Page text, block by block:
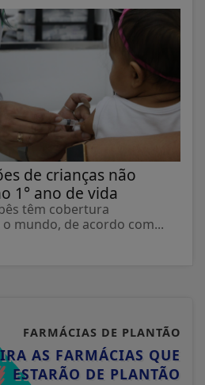
de crianças não
1° ano de vida
têm cobertura
mundo, de acordo com...
FARMÁCIAS DE PLANTÃO
AS FARMÁCIAS QUE
ESTARÃO DE PLANTÃO